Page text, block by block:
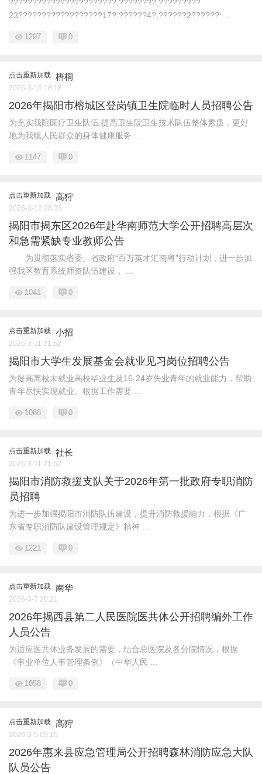
???????????????????????,????????,?????????
23??????????????????17?,??????4?,??????2??????: ...
1297 0
点击重新加载 梧桐
2026-3-15 18:18
2026年揭阳市榕城区登岗镇卫生院临时人员招聘公告
为充实我院医疗卫生队伍,提高卫生院卫生技术队伍整体素质，更好
地为我镇人民群众的身体健康服务 ...
1147 0
点击重新加载 高狩
2026-3-12 08:33
揭阳市揭东区2026年赴华南师范大学公开招聘高层次
和急需紧缺专业教师公告
为贯彻落实省委、省政府“百万英才汇南粤”行动计划，进一步加
强我区教育系统师资队伍建设， ...
1041 0
点击重新加载 小招
2026-3-11 21:52
揭阳市大学生发展基金会就业见习岗位招聘公告
为提高离校未就业高校毕业生及16-24岁失业青年的就业能力，帮助
青年尽快实现就业。根据工作需要 ...
1088 0
点击重新加载 社长
2026-3-11 21:52
揭阳市消防救援支队关于2026年第一批政府专职消防
员招聘
为进一步加强揭阳市消防队伍建设，提升消防救援能力，根据《广
东省专职消防队建设管理规定》精神 ...
1221 0
点击重新加载 南华
2026-3-7 20:21
2026年揭西县第二人民医院医共体公开招聘编外工作
人员公告
为适应医共体业务发展的需要，结合总医院及各分院情况，根据
《事业单位人事管理条例》（中华人民 ...
1058 0
点击重新加载 高狩
2026-3-5 09:15
2026年惠来县应急管理局公开招聘森林消防应急大队
队员公告